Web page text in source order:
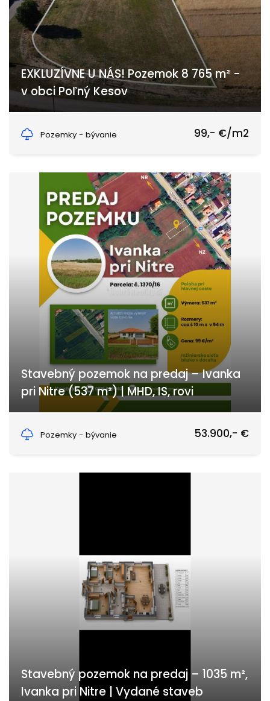
EXKLUZÍVNE U NÁS! Pozemok 8 765 m² -
v obci Poľný Kesov
Pozemky - bývanie
99,- €/m2
Stavebný pozemok na predaj – Ivanka
pri Nitre (537 m²) | MHD, IS, rovi
Pozemky - bývanie
53.900,- €
Stavebný pozemok na predaj – 1035 m²,
Ivanka pri Nitre | Vydané staveb